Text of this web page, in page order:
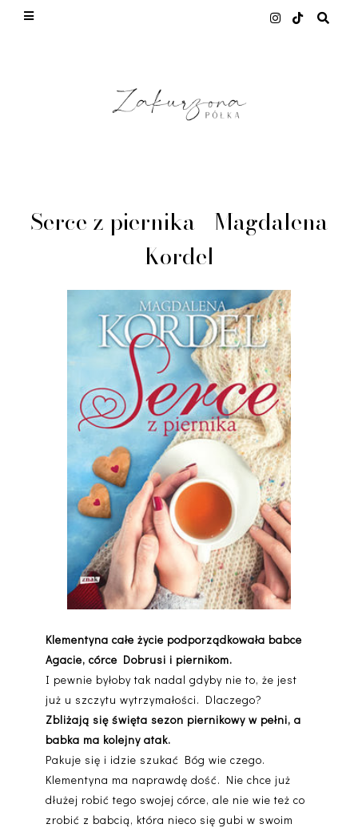
Serce z piernika - Magdalena
Kordel
Klementyna całe życie podporządkowała babce
Agacie, córce Dobrusi i piernikom.
I pewnie byłoby tak nadal gdyby nie to, że jest
już u szczytu wytrzymałości. Dlaczego?
Zbliżają się święta sezon piernikowy w pełni, a
babka ma kolejny atak.
Pakuje się i idzie szukać Bóg wie czego.
Klementyna ma naprawdę dość. Nie chce już
dłużej robić tego swojej córce, ale nie wie też co
zrobić z babcią, która nieco się gubi w swoim
This site uses cookies from Google to deliver its
of service, generate usage statistics, and to detect
and address abuse.
LEARN MORE